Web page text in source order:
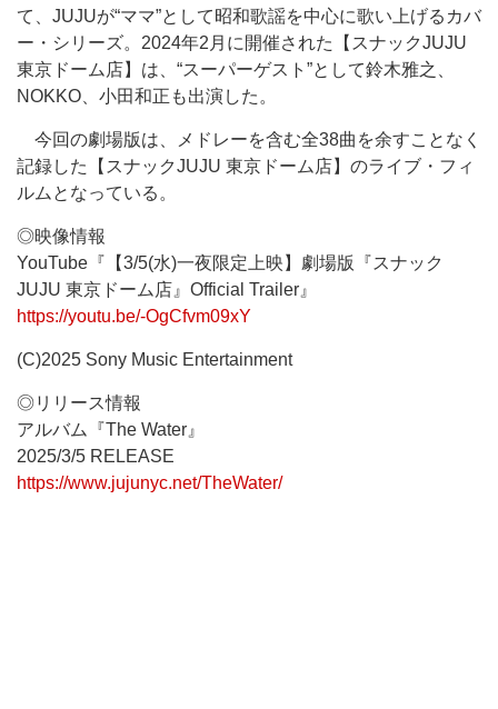
て、JUJUが“ママ”として昭和歌謡を中心に歌い上げるカバ
ー・シリーズ。2024年2月に開催された【スナックJUJU
東京ドーム店】は、“スーパーゲスト”として鈴木雅之、
NOKKO、小田和正も出演した。
今回の劇場版は、メドレーを含む全38曲を余すことなく
記録した【スナックJUJU 東京ドーム店】のライブ・フィ
ルムとなっている。
◎映像情報
YouTube『【3/5(水)一夜限定上映】劇場版『スナック
JUJU 東京ドーム店』Official Trailer』
https://youtu.be/-OgCfvm09xY
(C)2025 Sony Music Entertainment
◎リリース情報
アルバム『The Water』
2025/3/5 RELEASE
https://www.jujunyc.net/TheWater/